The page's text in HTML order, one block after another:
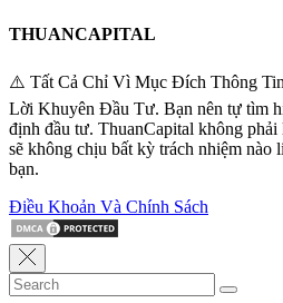
THUANCAPITAL
⚠️ Tất Cả Chỉ Vì Mục Đích Thông
Lời Khuyên Đầu Tư. Bạn nên tự tìm
định đầu tư. ThuanCapital không
sẽ không chịu bất kỳ trách nhiệm nào
bạn.
Điều Khoản Và Chính Sách